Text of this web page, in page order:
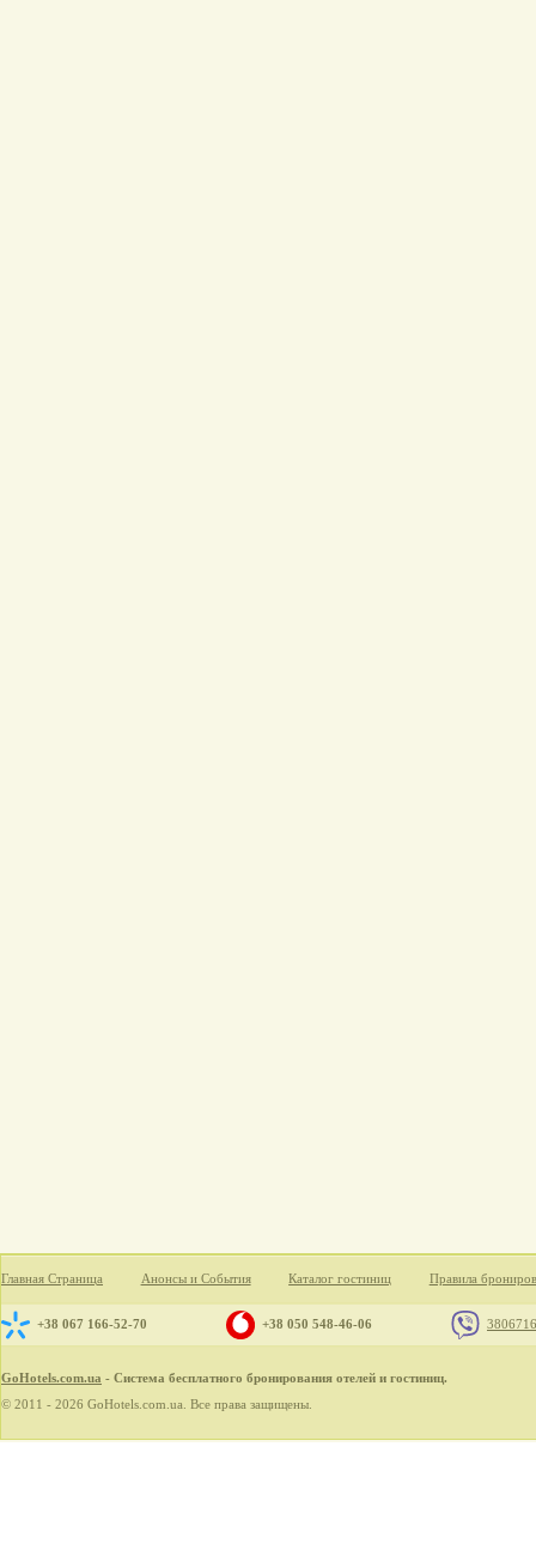
Главная Страница Анонсы и События Каталог гостиниц Правила
+38 067 166-52-70 +38 050 548-46-06
GoHotels.com.ua - Система бесплатного бронирования отелей и гостиниц.
© 2011 - 2026 GoHotels.com.ua. Все права защищены.